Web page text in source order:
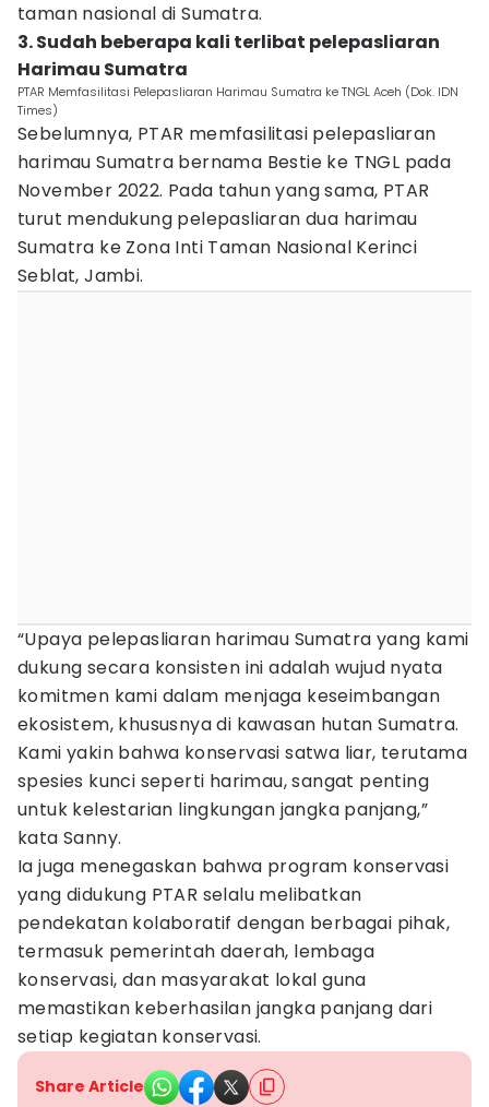
taman nasional di Sumatra.
3. Sudah beberapa kali terlibat pelepasliaran
Harimau Sumatra
PTAR Memfasilitasi Pelepasliaran Harimau Sumatra ke TNGL Aceh (Dok. IDN
Times)
Sebelumnya, PTAR memfasilitasi pelepasliaran
harimau Sumatra bernama Bestie ke TNGL pada
November 2022. Pada tahun yang sama, PTAR
turut mendukung pelepasliaran dua harimau
Sumatra ke Zona Inti Taman Nasional Kerinci
Seblat, Jambi.
“Upaya pelepasliaran harimau Sumatra yang kami
dukung secara konsisten ini adalah wujud nyata
komitmen kami dalam menjaga keseimbangan
ekosistem, khususnya di kawasan hutan Sumatra.
Kami yakin bahwa konservasi satwa liar, terutama
spesies kunci seperti harimau, sangat penting
untuk kelestarian lingkungan jangka panjang,”
kata Sanny.
Ia juga menegaskan bahwa program konservasi
yang didukung PTAR selalu melibatkan
pendekatan kolaboratif dengan berbagai pihak,
termasuk pemerintah daerah, lembaga
konservasi, dan masyarakat lokal guna
memastikan keberhasilan jangka panjang dari
setiap kegiatan konservasi.
Share Article